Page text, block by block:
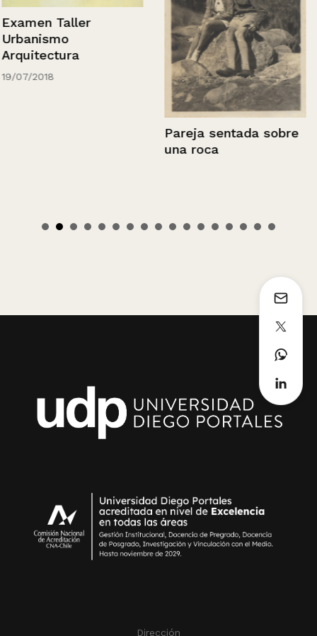
Examen Taller
Urbanismo
Arquitectura
19/07/2018
Pareja sentada sobre
una roca
Dirección